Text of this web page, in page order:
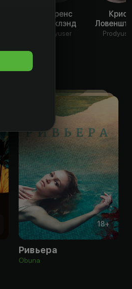
Флоренс
Стриклэнд
Prodyuser
Крис
18+
Ривьера
Obuna